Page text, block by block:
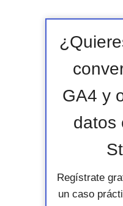
GA4 y
datos
Regístrate
un caso